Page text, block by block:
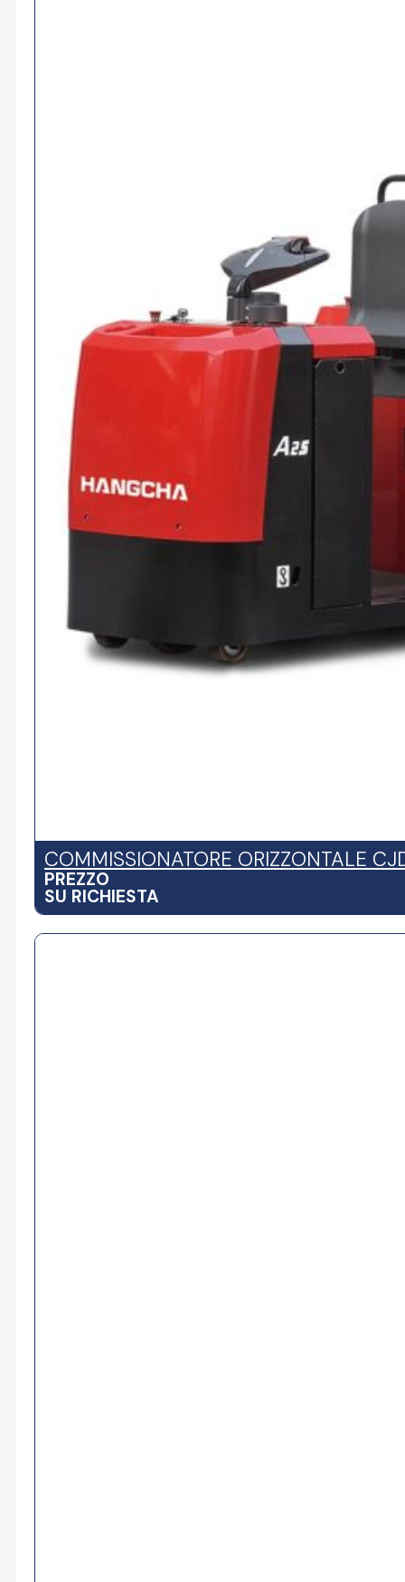
COMMISSIONATORE ORIZZONTALE
PREZZO
SU RICHIESTA